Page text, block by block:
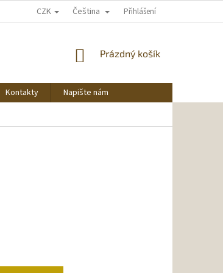
CZK Čeština Přihlášení
NÁKUPNÍ
Prázdný košík
Kontakty
Napište nám